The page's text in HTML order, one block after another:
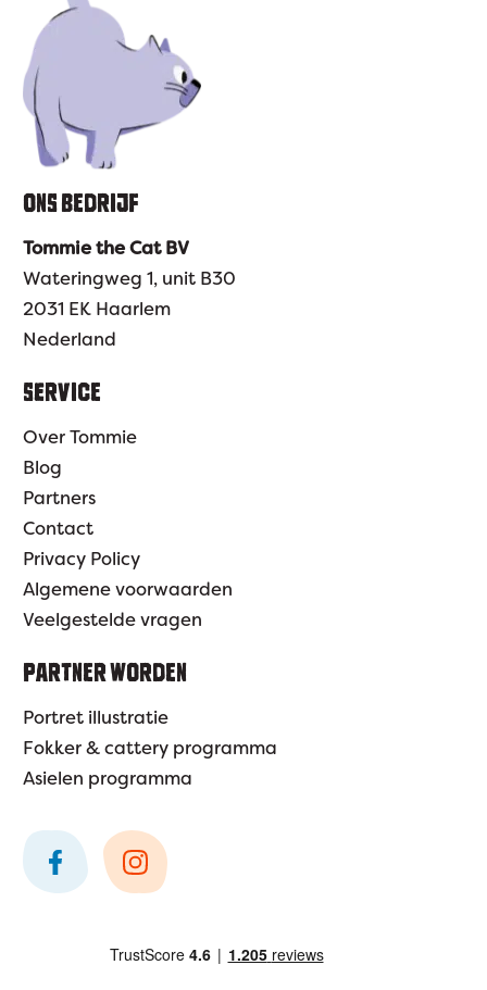
ONS BEDRIJF
Tommie the Cat BV
Wateringweg 1, unit B30
2031 EK Haarlem
Nederland
SERVICE
Over Tommie
Blog
Partners
Contact
Privacy Policy
Algemene voorwaarden
Veelgestelde vragen
PARTNER WORDEN
Portret illustratie
Fokker & cattery programma
Asielen programma